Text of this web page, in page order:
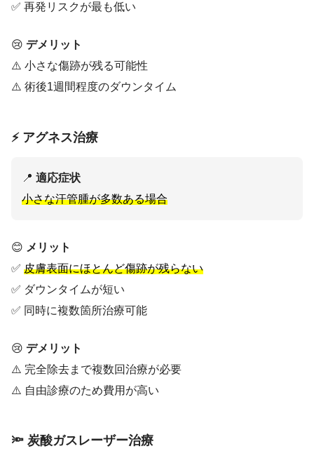
✅ 再発リスクが最も低い
😢 デメリット
⚠️ 小さな傷跡が残る可能性
⚠️ 術後1週間程度のダウンタイム
⚡ アグネス治療
📍 適応症状
小さな汗管腫が多数ある場合
😊 メリット
✅ 皮膚表面にほとんど傷跡が残らない
✅ ダウンタイムが短い
✅ 同時に複数箇所治療可能
😢 デメリット
⚠️ 完全除去まで複数回治療が必要
⚠️ 自由診療のため費用が高い
🔦 炭酸ガスレーザー治療